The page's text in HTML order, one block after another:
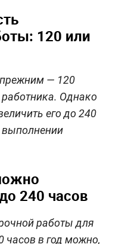
120 или
— 120
Однако
его до 240
выполнении
240 часов
работы для
часов в год можно,